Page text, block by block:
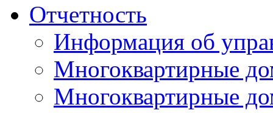
Отчетность
Информация об
Многоквартирные
Многоквартирные